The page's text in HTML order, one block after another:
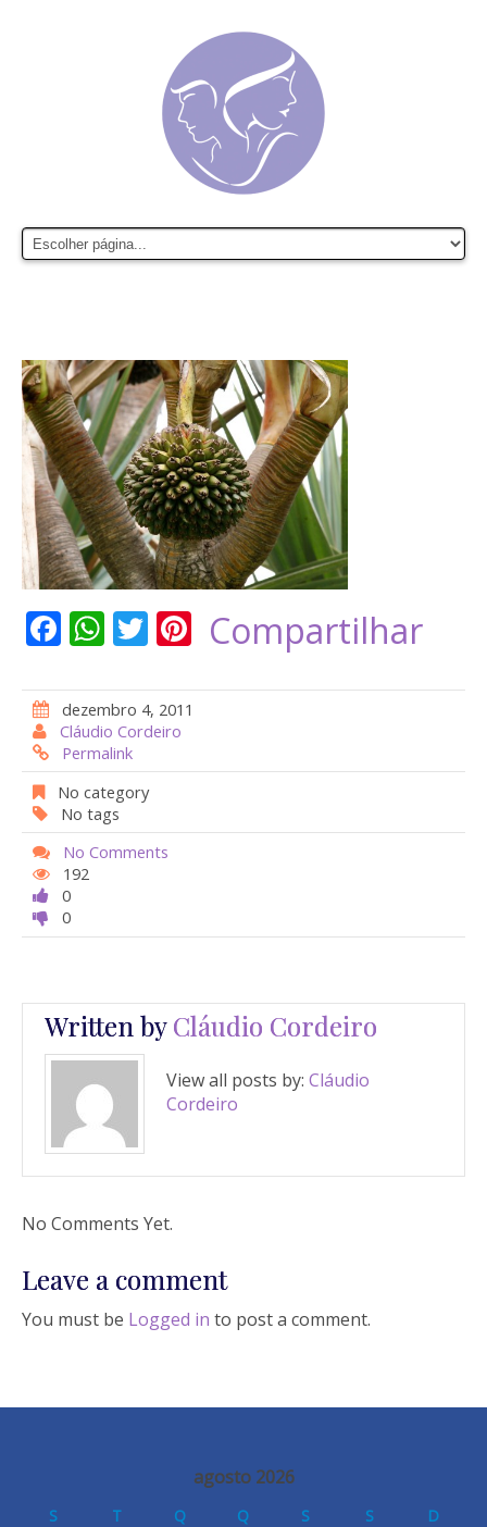
F
e
b
o
o
k
W
at
s
A
p
p
T
itt
er
Pi
er
st
Compartilhar
dezembro 4, 2011
Cláudio Cordeiro
Permalink
No category
No tags
No Comments
192
0
0
Written byCláudio Cordeiro
View all posts by: Cláudio
Cordeiro
No Comments Yet.
Leave a comment
You must be Logged in to post a comment.
agosto 2026
S T Q Q S S D